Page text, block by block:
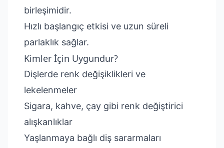
birleşimidir.
Hızlı başlangıç etkisi ve uzun süreli
parlaklık sağlar.
Kimler İçin Uygundur?
Dişlerde renk değişiklikleri ve
lekelenmeler
Sigara, kahve, çay gibi renk değiştirici
alışkanlıklar
Yaşlanmaya bağlı diş sararmaları